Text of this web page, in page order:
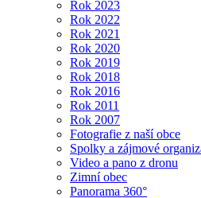
Rok 2023
Rok 2022
Rok 2021
Rok 2020
Rok 2019
Rok 2018
Rok 2016
Rok 2011
Rok 2007
Fotografie z naší obce
Spolky a zájmové
Video a pano z dronu
Zimní obec
Panorama 360°